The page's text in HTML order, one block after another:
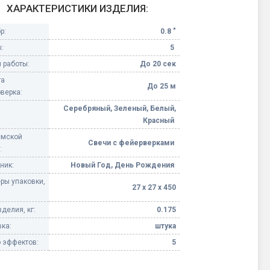
Небесные фонарики
Оборудование для
Елочные гирлянды
Фейерверк-шоу
ХАРАКТЕРИСТИКИ ИЗДЕЛИЯ:
0.8 "
5
работы:
До 20 сек
До 25 м
Серебряный, Зеленый, Белый,
Красный
Свечи с фейерверками
Новый Год, День Рождения
упаковки,
27 х 27 х 450
кг:
0.175
штука
эффектов:
5